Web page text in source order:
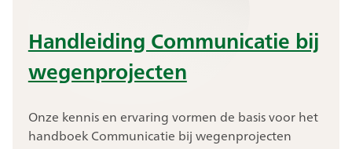
Handleiding Communicatie bij
wegenprojecten
Onze kennis en ervaring vormen de basis voor het
handboek Communicatie bij wegenprojecten